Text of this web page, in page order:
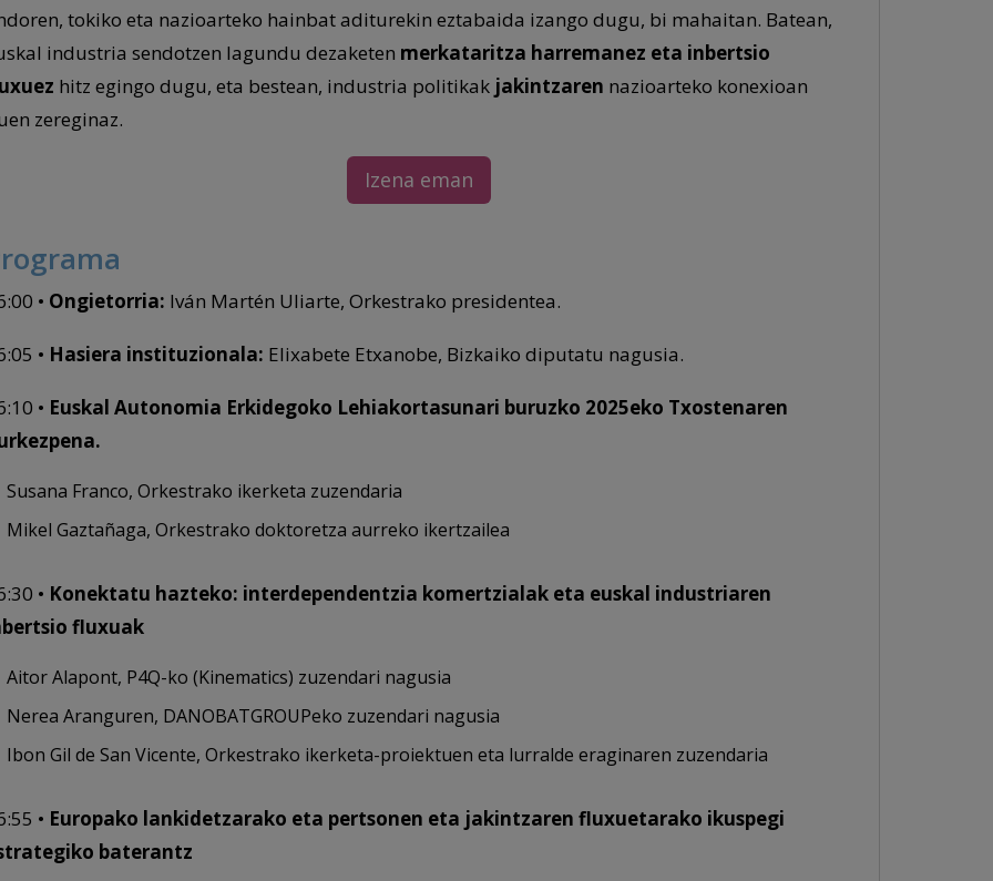
tokiko eta nazioarteko hainbat aditurekin eztabaida izango dugu, bi mahaitan. Batean,
industria sendotzen lagundu dezaketen merkataritza harremanez eta inbertsio
hitz egingo dugu, eta bestean, industria politikak jakintzaren nazioarteko konexioan
zereginaz.
Izena eman
• Ongietorria: Iván Martén Uliarte, Orkestrako presidentea.
• Hasiera instituzionala: Elixabete Etxanobe, Bizkaiko diputatu nagusia.
• Euskal Autonomia Erkidegoko Lehiakortasunari buruzko 2025eko Txostenaren
Susana Franco, Orkestrako ikerketa zuzendaria
Mikel Gaztañaga, Orkestrako doktoretza aurreko ikertzailea
• Konektatu hazteko: interdependentzia komertzialak eta euskal industriaren
fluxuak
Aitor Alapont, P4Q-ko (Kinematics) zuzendari nagusia
Nerea Aranguren, DANOBATGROUPeko zuzendari nagusia
Ibon Gil de San Vicente, Orkestrako ikerketa-proiektuen eta lurralde eraginaren zuzendaria
• Europako lankidetzarako eta pertsonen eta jakintzaren fluxuetarako ikuspegi
baterantz